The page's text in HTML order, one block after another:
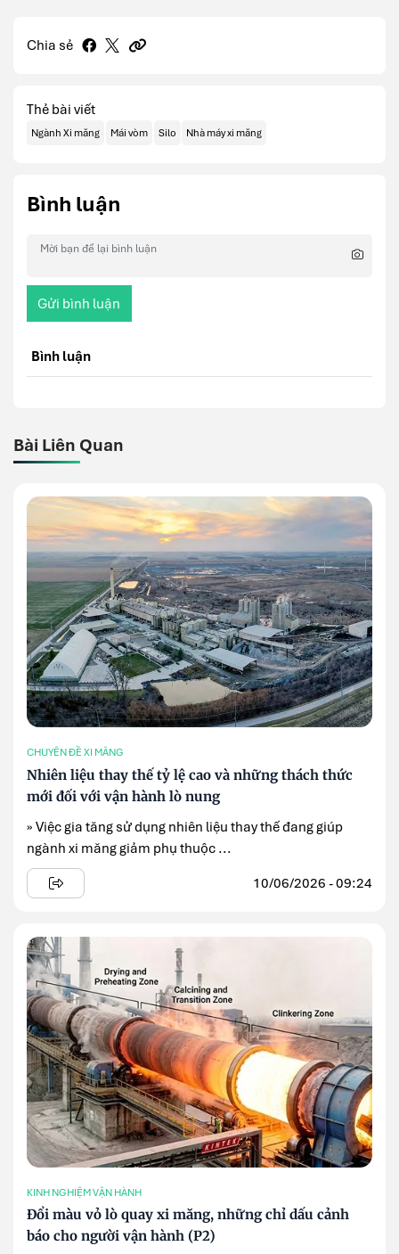
Chia sẻ
Thẻ bài viết
Ngành Xi măng Mái vòm Silo Nhà máy xi măng
Bình luận
Gửi bình luận
Bình luận
Bài Liên Quan
CHUYÊN ĐỀ XI MĂNG
Nhiên liệu thay thế tỷ lệ cao và những thách thức
mới đối với vận hành lò nung
» Việc gia tăng sử dụng nhiên liệu thay thế đang giúp
ngành xi măng giảm phụ thuộc ...
10/06/2026 - 09:24
KINH NGHIỆM VẬN HÀNH
Đổi màu vỏ lò quay xi măng, những chỉ dấu cảnh
báo cho người vận hành (P2)